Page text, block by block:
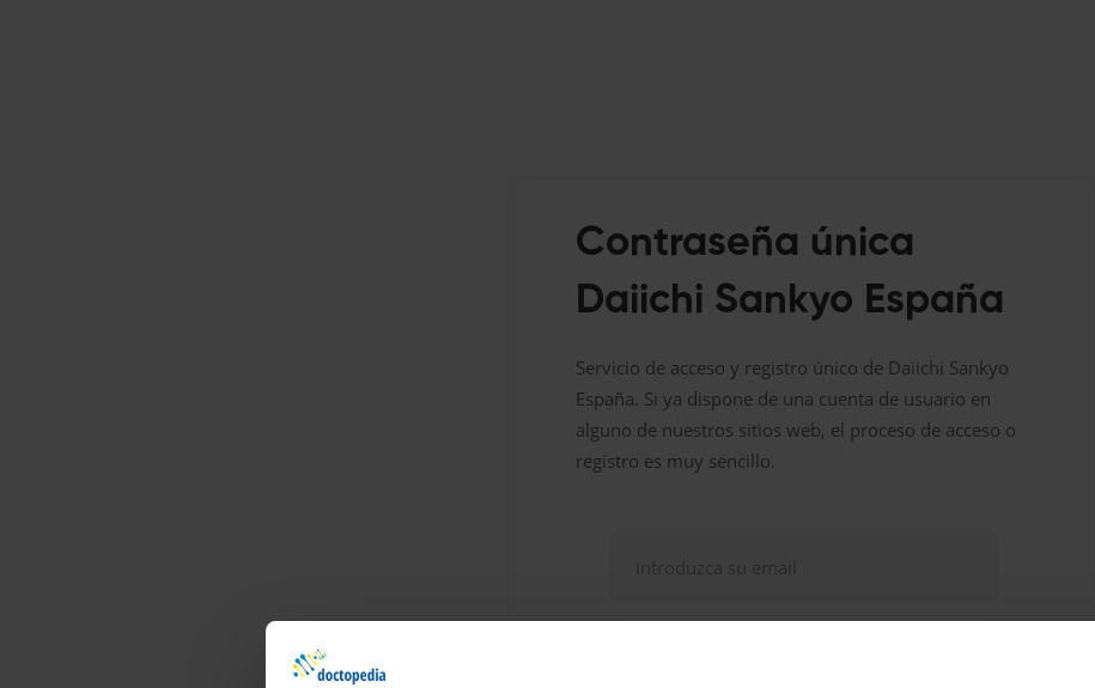
Contraseña única
Daiichi Sankyo España
Servicio de acceso y registro único de Daiichi Sankyo
España. Si ya dispone de una cuenta de usuario en
alguno de nuestros sitios web, el proceso de acceso o
registro es muy sencillo.